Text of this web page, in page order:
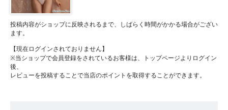
投稿内容がショップに反映されるまで、しばらく時間がかかる場合がござい
ます。
【現在ログインされておりません】
※当ショップで会員登録をされているお客様は、トップページよりログイン
後、
レビューを投稿することで当店のポイントを取得することができます。